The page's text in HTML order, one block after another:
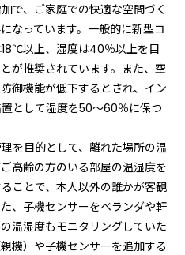
で、ご家庭での快適な空間づく
なっています。一般的に新型コ
以上、湿度は40％以上を目
が推奨されています。また、空
御機能が低下するとされ、イン
として湿度を50～60％に保つ
を目的として、離れた場所の温
高齢の方のいる部屋の温湿度を
ことで、本人以外の誰かが客観
、子機センサーをベランダや軒
温湿度もモニタリングしていた
機）や子機センサーを追加する